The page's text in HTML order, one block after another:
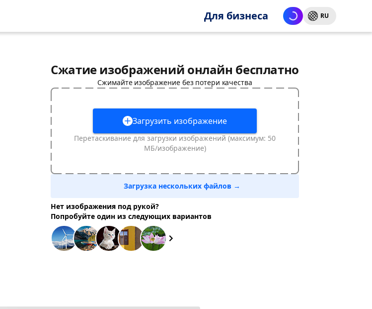
Для бизнеса RU
Сокращение 89.8%1000 × 1000 px
Сжатие изображений онлайн бесплатно
Сжимайте изображение без потери качества
Загрузить изображение
Перетаскивание для загрузки изображений (максимум: 50
МБ/изображение)
Загрузка нескольких файлов →
Нет изображения под рукой?
Попробуйте один из следующих вариантов